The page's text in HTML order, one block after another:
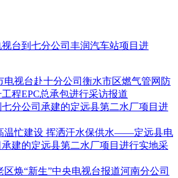
台到七分公司丰润汽车站项目进
电视台赴十分公司衡水市区燃气管网防
程EPC总承包进行采访报道
分公司承建的定远县第二水厂项目进
温忙建设 挥洒汗水保供水——定远县电
建的定远县第二水厂项目进行实地采
焕“新生”中央电视台报道河南分公司